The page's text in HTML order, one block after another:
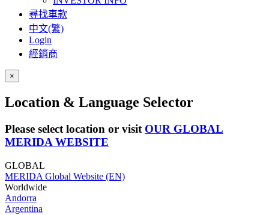
尋找車款
中文(繁)
Login
經銷商
×
Location & Language Selector
Please select location or visit OUR GLOBAL
MERIDA WEBSITE
GLOBAL
MERIDA Global Website (EN)
Worldwide
Andorra
Argentina